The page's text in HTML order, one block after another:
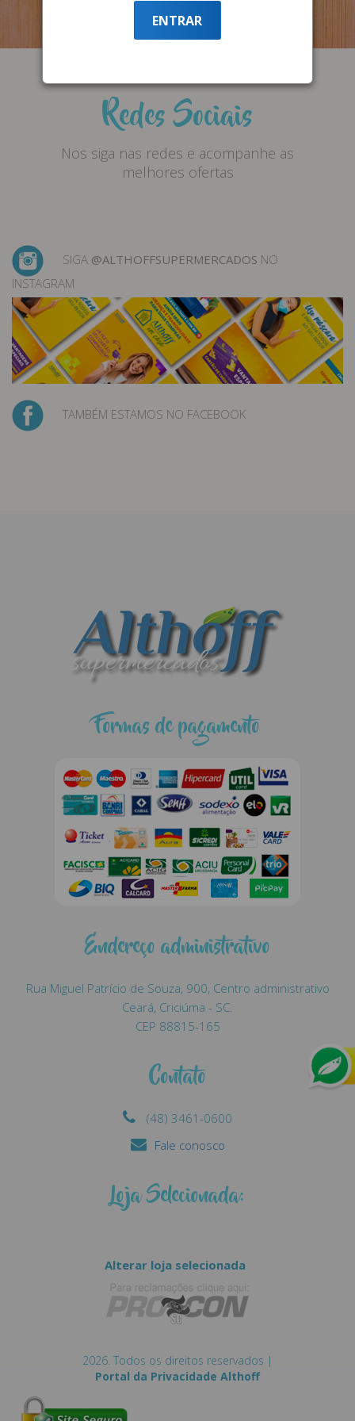
ENTRAR
Redes Sociais
Nos siga nas redes e acompanhe as
melhores ofertas
SIGA @ALTHOFFSUPERMERCADOS NO
INSTAGRAM
TAMBÉM ESTAMOS NO FACEBOOK
Formas de pagamento
Endereço administrativo
Rua Miguel Patrício de Souza, 900, Centro administrativo
Ceará, Criciúma - SC.
CEP 88815-165
Contato
(48) 3461-0600
Fale conosco
Loja Selecionada:
Alterar loja selecionada
2026. Todos os direitos reservados |
Portal da Privacidade Althoff